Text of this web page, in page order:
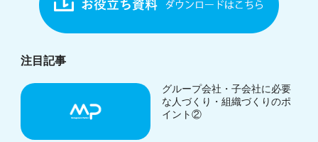
注目記事
グループ会社・子会社に必要
な人づくり・組織づくりのポ
イント②